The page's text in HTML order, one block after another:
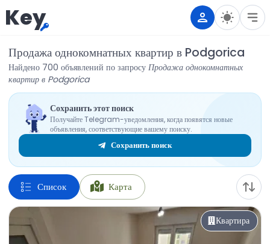
Key
Продажа однокомнатных квартир в Podgorica
Найдено 700 объявлений по запросу Продажа однокомнатных
квартир в Podgorica
Сохранить этот поиск
Получайте Telegram-уведомления, когда появятся новые
объявления, соответствующие вашему поиску.
Сохранить поиск
Список Карта
Квартира